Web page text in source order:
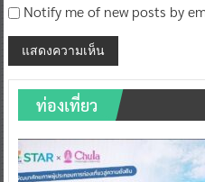
Notify me of new posts by
ท่องเที่ยว